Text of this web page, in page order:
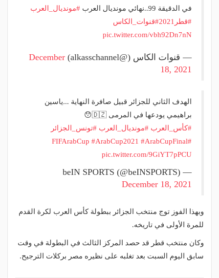
في الدقيقة 99..نهائي مونديال العرب
#مونديال_العرب
#قطر2021
#قنوات_الكاس
pic.twitter.com/vbh92Dn7nN
— قنوات الكاس (@alkasschannel)
December
18, 2021
الهدف الثاني للجزائر قبيل صافرة النهاية ...ياسين
براهيمي يودعها في المرمى 🇩🇿😯
#كأس_العرب #مونديال_العرب #تونس_الجزائر
#FIFArabCup
#ArabCup2021 #ArabCupFinal
pic.twitter.com/9GiYT7pPCU
— beIN SPORTS (@beINSPORTS)
December 18, 2021
وبهذا الفوز توج منتخب الجزائر ببطولة كأس العرب لكرة القدم
للمرة الأولى في تاريخه.
وكان منتخب قطر قد حصد المركز الثالث في البطولة في وقت
سابق اليوم السبت بعد تغلبه على نظيره مصر بركلات الترجيح.